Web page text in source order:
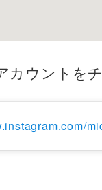
カウントを